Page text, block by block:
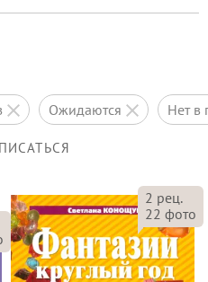
ожидаются нет
2 рец.
22 фото